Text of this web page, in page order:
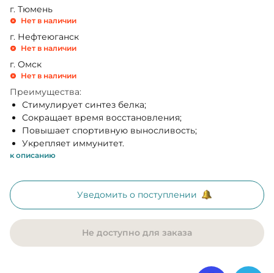
г. Тюмень
Нет в наличии
г. Нефтеюганск
Нет в наличии
г. Омск
Нет в наличии
Преимущества:
Стимулирует синтез белка;
Cокращает время восстановления;
Повышает спортивную выносливость;
Укрепляет иммунитет.
к описанию
Уведомить о поступлении
Не доступно для заказа